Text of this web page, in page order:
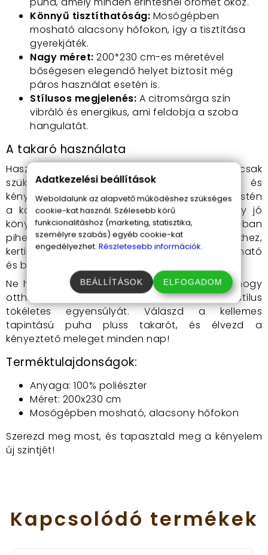
Könnyű tisztíthatóság: Mosógépben
mosható alacsony hőfokon, így a tisztítása
gyerekjáték.
Nagy méret: 200*230 cm-es méretével
bőségesen elegendő helyet biztosít még
páros használat esetén is.
Stílusos megjelenés: A citromsárga szín
vibráló és energikus, ami feldobja a szoba
hangulatát.
A takaró használata
Használd ezt a takarót bármikor, amikor csak
szükséged van egy kis extra melegségre és
kényeztetésre. Tökéletes választás egy hideg estén
a kanapén, amikor egy forró ital mellett egy jó
könyvbe merülsz, vagy amikor a hálószobában
pihensz egy hosszú nap után. Piknikekhez,
kertipartikhoz is ideális, hiszen könnyen hordozható
és bármilyen felületen kényelmet nyújt.
Ne hagyd ki ezt a fantasztikus lehetőséget, hogy
otthonodba varázsold a komfort és a stílus
tökéletes egyensúlyát. Válaszd a kellemes
tapintású puha plüss takarót, és élvezd a
kényeztető meleget minden nap!
Terméktulajdonságok:
Anyaga: 100% poliészter
Méret: 200x230 cm
Mosógépben mosható, alacsony hőfokon
Szerezd meg most, és tapasztald meg a kényelem
új szintjét!
Kapcsolódó termékek
Adatkezelési beállítások
Weboldalunk az alapvető működéshez szükséges
cookie-kat használ. Szélesebb körű
funkcionalitáshoz (marketing, statisztika,
személyre szabás) egyéb cookie-kat
engedélyezhet. Részletesebb információk.
BEÁLLÍTÁSOK ELFOGADOM